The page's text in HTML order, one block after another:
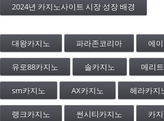
2024년 카지노사이트 시장 성장 배경
대왕카지노 파라존코리아 에
유로88카지노 솔카지노 메리
sm카지노 AX카지노 헤라카지
랭크카지노 썬시티카지노 카